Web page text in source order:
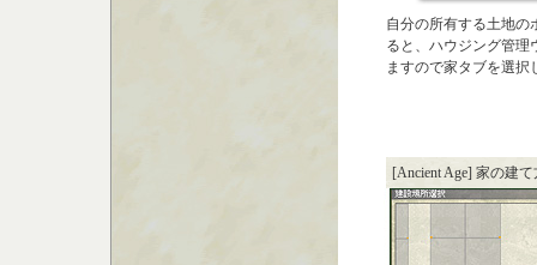
自分の所有する土地の
ると、ハウジング管理
ますので家タブを選択
[Ancient Age] 家の建て